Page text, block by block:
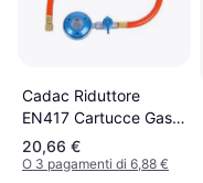
Cadac Riduttore
EN417 Cartucce Gas
Apparecchi Bassa
Pressione
20,66 €
O 3 pagamenti di 6,88 €